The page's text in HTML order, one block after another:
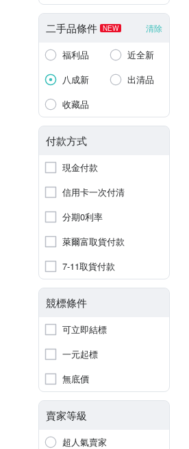
二手品條件 NEW 清除
福利品
近全新
八成新
出清品
收藏品
付款方式
現金付款
信用卡一次付清
分期0利率
萊爾富取貨付款
7-11取貨付款
競標條件
可立即結標
一元起標
無底價
賣家等級
超人氣賣家